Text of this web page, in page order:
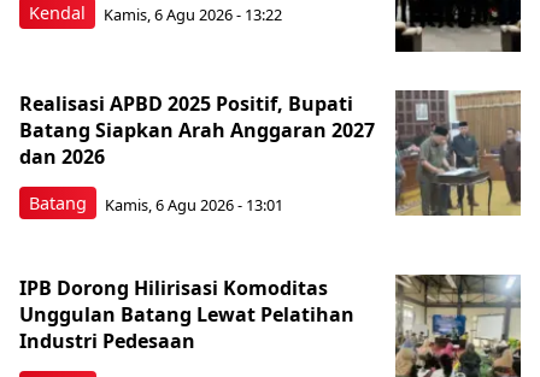
Kendal Kamis, 6 Agu 2026 - 13:22
Batang
Realisasi APBD 2025 Positif, Bupati
Batang Siapkan Arah Anggaran 2027
dan 2026
Kamis, 6 Agu 2026 - 13:01
IPB Dorong Hilirisasi Komoditas
Unggulan Batang Lewat Pelatihan
Industri Pedesaan